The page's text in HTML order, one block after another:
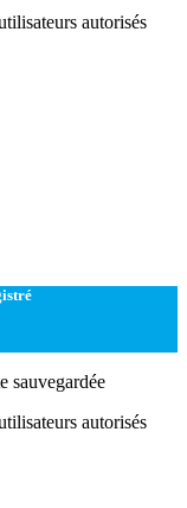
autorisés
sauvegardée
autorisés